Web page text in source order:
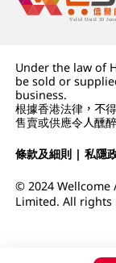
Under the law of
be sold or
business.
根據香港法律，不
售賣或供應令人醺
條款及細則 |私隱
© 2024 Wellcome
Limited. All rights